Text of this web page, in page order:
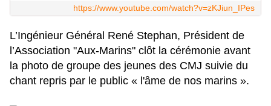
https://www.youtube.com/watch?v=zKJiun_IPes
L’Ingénieur Général René Stephan, Président de
l’Association "Aux-Marins" clôt la cérémonie avant
la photo de groupe des jeunes des CMJ suivie du
chant repris par le public « l'âme de nos marins ».